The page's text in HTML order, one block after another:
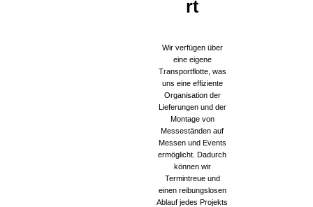
rt
Wir verfügen über
eine eigene
Transportflotte, was
uns eine effiziente
Organisation der
Lieferungen und der
Montage von
Messeständen auf
Messen und Events
ermöglicht. Dadurch
können wir
Termintreue und
einen reibungslosen
Ablauf jedes Projekts